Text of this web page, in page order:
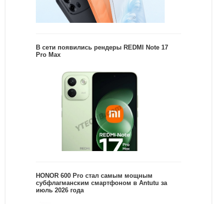
В сети появились рендеры REDMI Note 17
Pro Max
HONOR 600 Pro стал самым мощным
субфлагманским смартфоном в Antutu за
июль 2026 года